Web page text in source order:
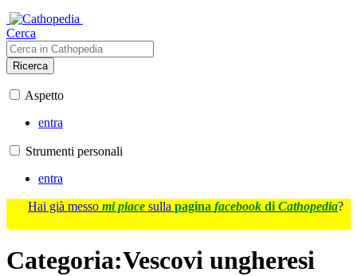
Cerca
Ricerca
Aspetto
entra
Strumenti personali
entra
Hai già messo mi piace sulla pagina facebook di Cathopedia?
Categoria:Vescovi ungheresi